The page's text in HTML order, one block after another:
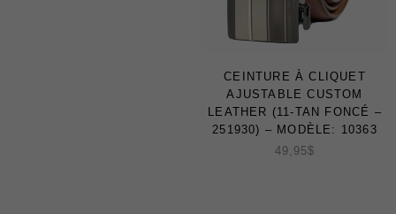
CEINTURE À CLIQUET
AJUSTABLE CUSTOM
LEATHER (11-TAN FONCÉ –
251930) – MODÈLE: 10363
49,95$